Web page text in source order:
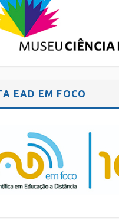
EAD EM FOCO